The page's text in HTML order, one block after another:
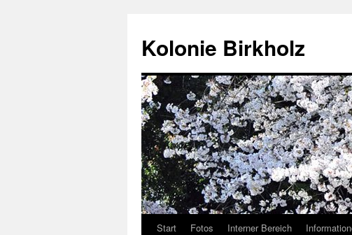
Kolonie Birkholz
Start Fotos Interner Bereich